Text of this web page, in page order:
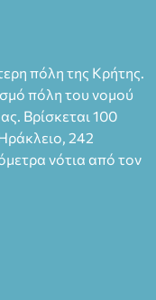
Χορν 2022-
Είσοδος: :
Πάπυρος (Πλατεία
39 Ιεράπετρα)
Ιεράπετρας
ΚΝΩΣΟΣ
πόλη της Κρήτης.
πόλη του νομού
Βρίσκεται 100
242
νότια από τον